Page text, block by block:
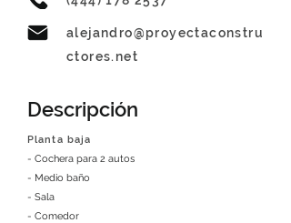
alejandro@proyectaconstru
ctores.net
Descripción
Planta baja
- Cochera para 2 autos
- Medio baño
- Sala
- Comedor